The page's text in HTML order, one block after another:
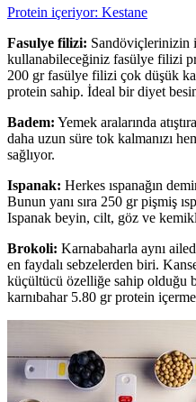
Protein içeriyor: Kestane
Fasulye filizi: Sandöviçlerinizin
kullanabileceğiniz fasülye filizi
200 gr fasülye filizi çok düşük
protein sahip. İdeal bir diyet
Badem: Yemek aralarında
daha uzun süre tok kalmanızı
sağlıyor.
Ispanak: Herkes ıspanağın
Bunun yanı sıra 250 gr pişmiş
Ispanak beyin, cilt, göz ve
Brokoli: Karnabaharla aynı
en faydalı sebzelerden biri.
küçültücü özelliğe sahip olduğu
karnıbahar 5.80 gr protein